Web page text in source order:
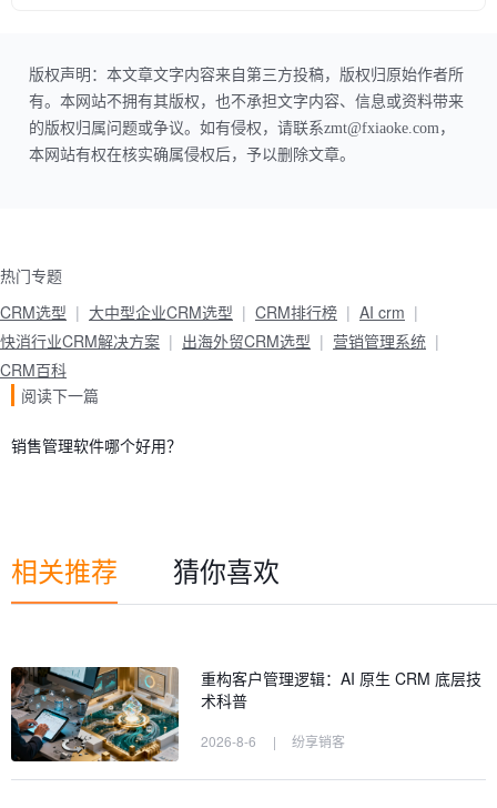
版权声明：本文章文字内容来自第三方投稿，版权归原始作者所
有。本网站不拥有其版权，也不承担文字内容、信息或资料带来
的版权归属问题或争议。如有侵权，请联系zmt@fxiaoke.com，
本网站有权在核实确属侵权后，予以删除文章。
热门专题
CRM选型
大中型企业CRM选型 CRM排行榜
AI crm
快消行业CRM解决方案
出海外贸CRM选型
营销管理系统
CRM百科
阅读下一篇
销售管理软件哪个好用？
相关推荐 猜你喜欢
重构客户管理逻辑：AI 原生 CRM 底层技
术科普
2026-8-6 | 纷享销客